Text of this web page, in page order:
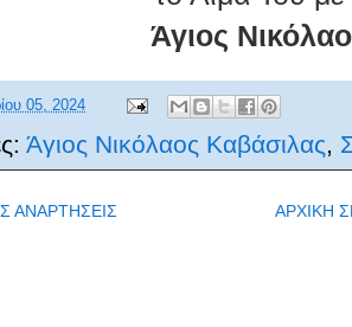
Άγιος
05, 2024
Άγιος Νικόλαος Καβάσιλας
ΑΝΑΡΤΗΣΕΙΣ ΑΡΧΙΚΗ